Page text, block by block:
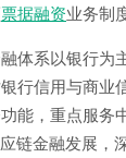
票据融资业务制
体系以银行为
行信用与商业
能，重点服务
链金融发展，